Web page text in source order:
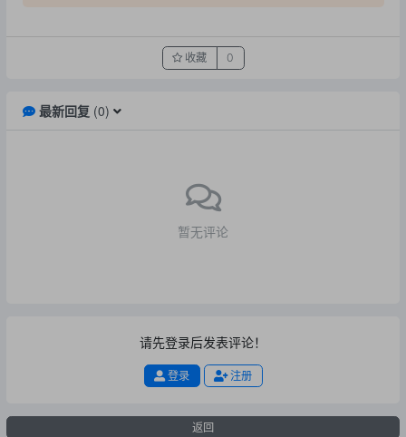
收藏 0
最新回复(0)
暂无评论
请先登录后发表评论！
登录 注册
返回